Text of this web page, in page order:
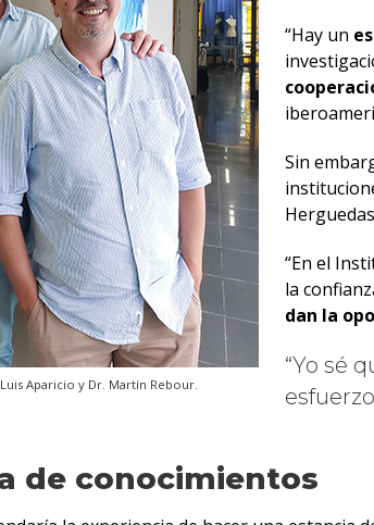
Aparicio y Dr. Martín Rebour.
“Hay un
Sin
“En el
la
dan la
Yo sé
de conocimientos